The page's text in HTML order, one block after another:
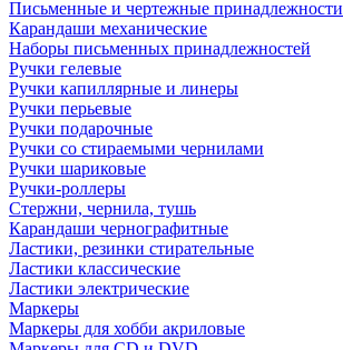
Письменные и чертежные принадлежности
Карандаши механические
Наборы письменных принадлежностей
Ручки гелевые
Ручки капиллярные и линеры
Ручки перьевые
Ручки подарочные
Ручки со стираемыми чернилами
Ручки шариковые
Ручки-роллеры
Стержни, чернила, тушь
Карандаши чернографитные
Ластики, резинки стирательные
Ластики классические
Ластики электрические
Маркеры
Маркеры для хобби акриловые